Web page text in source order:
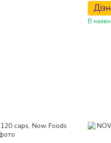
В